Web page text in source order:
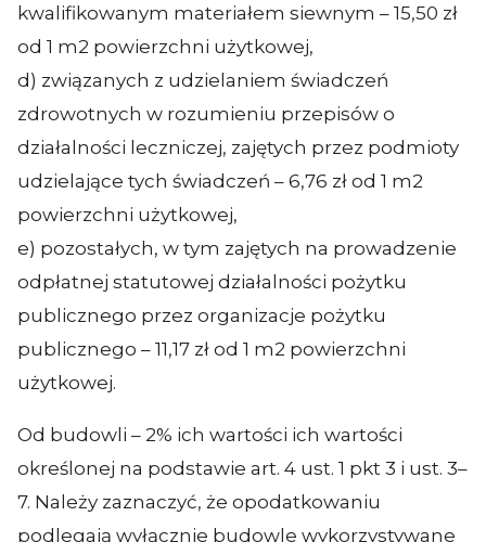
kwalifikowanym materiałem siewnym – 15,50 zł
od 1 m2 powierzchni użytkowej,
d) związanych z udzielaniem świadczeń
zdrowotnych w rozumieniu przepisów o
działalności leczniczej, zajętych przez podmioty
udzielające tych świadczeń – 6,76 zł od 1 m2
powierzchni użytkowej,
e) pozostałych, w tym zajętych na prowadzenie
odpłatnej statutowej działalności pożytku
publicznego przez organizacje pożytku
publicznego – 11,17 zł od 1 m2 powierzchni
użytkowej.
Od budowli – 2% ich wartości ich wartości
określonej na podstawie art. 4 ust. 1 pkt 3 i ust. 3–
7. Należy zaznaczyć, że opodatkowaniu
podlegają wyłącznie budowle wykorzystywane